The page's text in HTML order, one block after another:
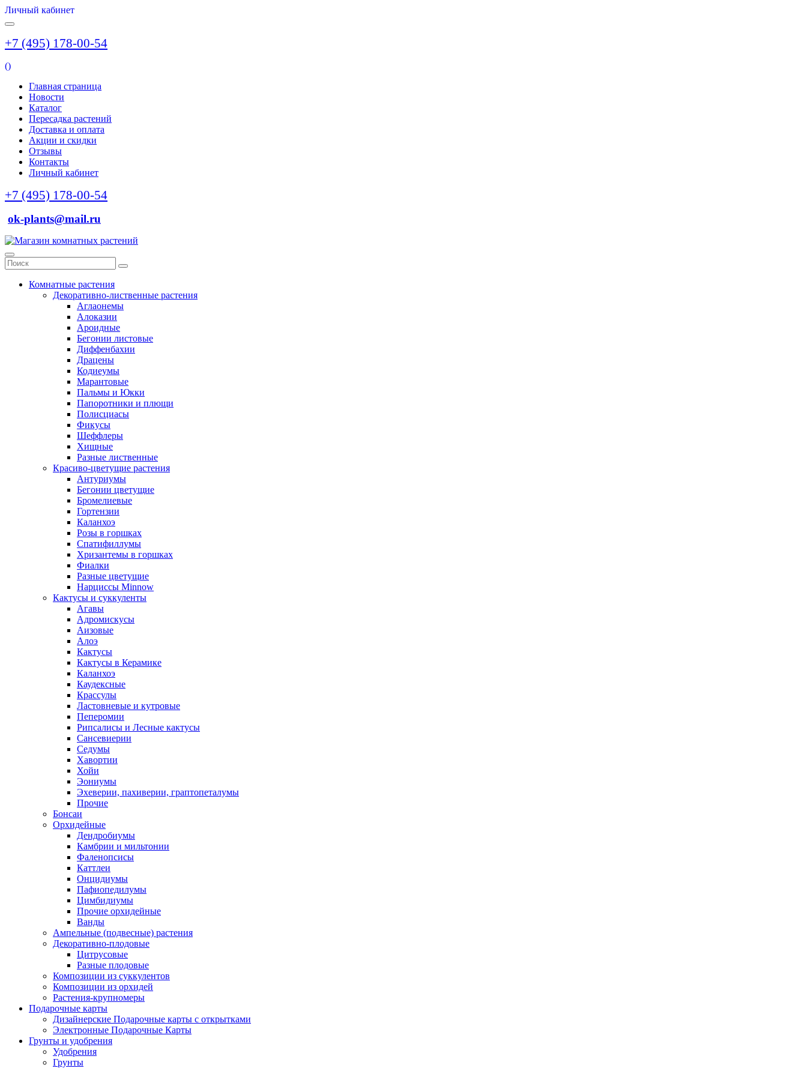
Личный кабинет
+7 (495) 178-00-54
()
Главная страница
Новости
Каталог
Пересадка растений
Доставка и оплата
Акции и скидки
Отзывы
Контакты
Личный кабинет
+7 (495) 178-00-54
ok-plants@mail.ru
Комнатные растения
Декоративно-лиственные растения
Аглаонемы
Алоказии
Ароидные
Бегонии листовые
Диффенбахии
Драцены
Кодиеумы
Марантовые
Пальмы и Юкки
Папоротники и плющи
Полисциасы
Фикусы
Шеффлеры
Хищные
Разные лиственные
Красиво-цветущие растения
Антуриумы
Бегонии цветущие
Бромелиевые
Гортензии
Каланхоэ
Розы в горшках
Спатифиллумы
Хризантемы в горшках
Фиалки
Разные цветущие
Нарциссы Minnow
Кактусы и суккуленты
Агавы
Адромискусы
Аизовые
Алоэ
Кактусы
Кактусы в Керамике
Каланхоэ
Каудексные
Крассулы
Ластовневые и кутровые
Пеперомии
Рипсалисы и Лесные кактусы
Сансевиерии
Седумы
Хавортии
Хойи
Эониумы
Эхеверии, пахиверии, граптопеталумы
Прочие
Бонсаи
Орхидейные
Дендробиумы
Камбрии и мильтонии
Фаленопсисы
Каттлеи
Онцидиумы
Пафиопедилумы
Цимбидиумы
Прочие орхидейные
Ванды
Ампельные (подвесные) растения
Декоративно-плодовые
Цитрусовые
Разные плодовые
Композиции из суккулентов
Композиции из орхидей
Растения-крупномеры
Подарочные карты
Дизайнерские Подарочные карты с открытками
Электронные Подарочные Карты
Грунты и удобрения
Удобрения
Грунты